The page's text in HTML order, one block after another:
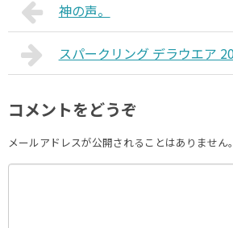
神の声。
スパークリング デラウエア
コメントをどうぞ
メールアドレスが公開されることはありません。